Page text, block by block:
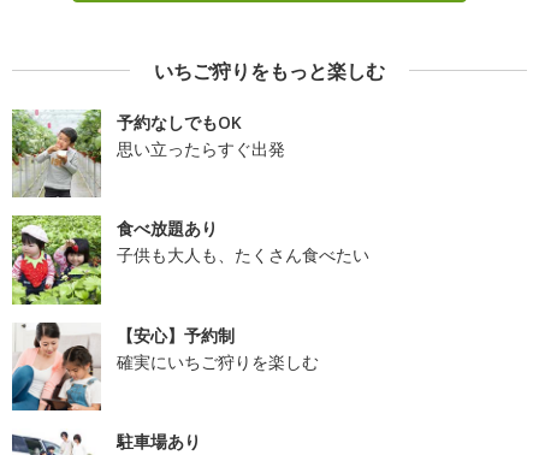
いちご狩りをもっと楽しむ
予約なしでもOK
思い立ったらすぐ出発
食べ放題あり
子供も大人も、たくさん食べたい
【安心】予約制
確実にいちご狩りを楽しむ
駐車場あり